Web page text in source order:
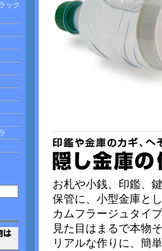
お札や小銭、印鑑、
保管に、小型金庫と
カムフラージュタイ
見た目はまるで本物
リアルな作りに、簡